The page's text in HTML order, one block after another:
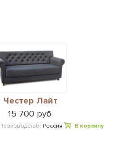
Честер Лайт
15 700 руб.
Производство: Россия В корзину